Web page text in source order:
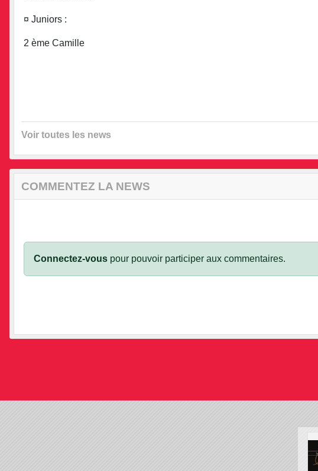
¤ Juniors :
2 ème Camille
Voir toutes les news
COMMENTEZ LA NEWS
Connectez-vous pour pouvoir participer aux commentaires.